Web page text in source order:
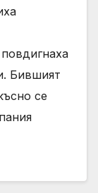
Бившият
се